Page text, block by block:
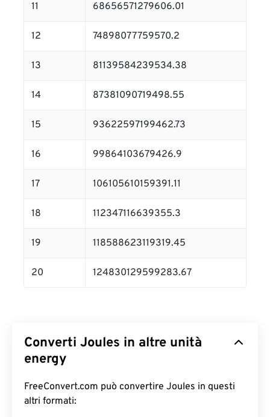
11 68656571279606.01
12 74898077759570.2
13 81139584239534.38
14 87381090719498.55
15 93622597199462.73
16 99864103679426.9
17 106105610159391.11
18 112347116639355.3
19 118588623119319.45
20 124830129599283.67
Converti Joules in altre unità
energy
FreeConvert.com può convertire Joules in questi
altri formati: